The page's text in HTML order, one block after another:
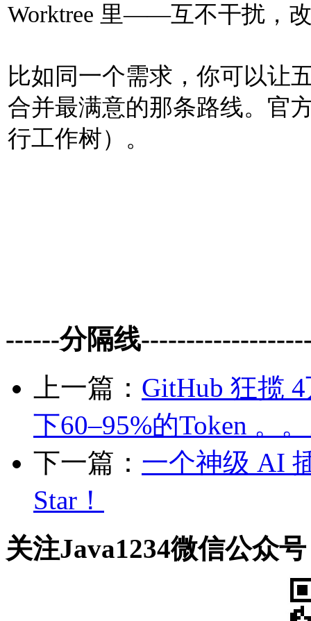
Worktree 里——互不干扰，
比如同一个需求，你可以让
合并最满意的那条路线。官
行工作树）。
------分隔线
上一篇： GitHub 狂揽
下60–95%的Token 。
下一篇： 一个神级 AI
Star！
关注Java1234微信公众号